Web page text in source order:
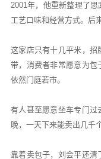
2001年，他重新整理了
工艺口味和经营方式。后
这家店只有十几平米，招
带，消费者非常愿意为包
依然门庭若市。
有人甚至愿意坐车专门过
晚，一天下来能卖出几千
靠着卖包子，刘会平还